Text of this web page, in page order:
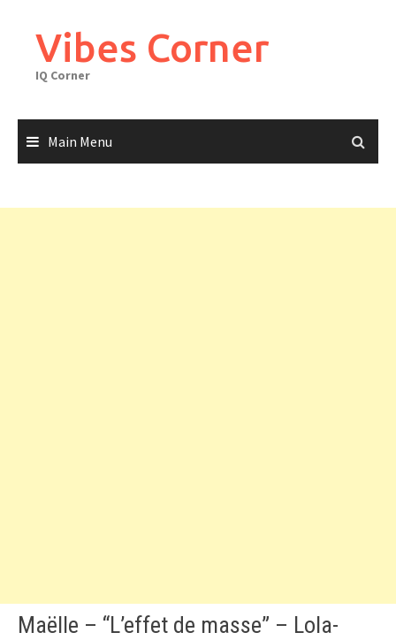
contentVibes Corner
IQ Corner
Main Menu
Maëlle – “L’effet de masse” – Lola-